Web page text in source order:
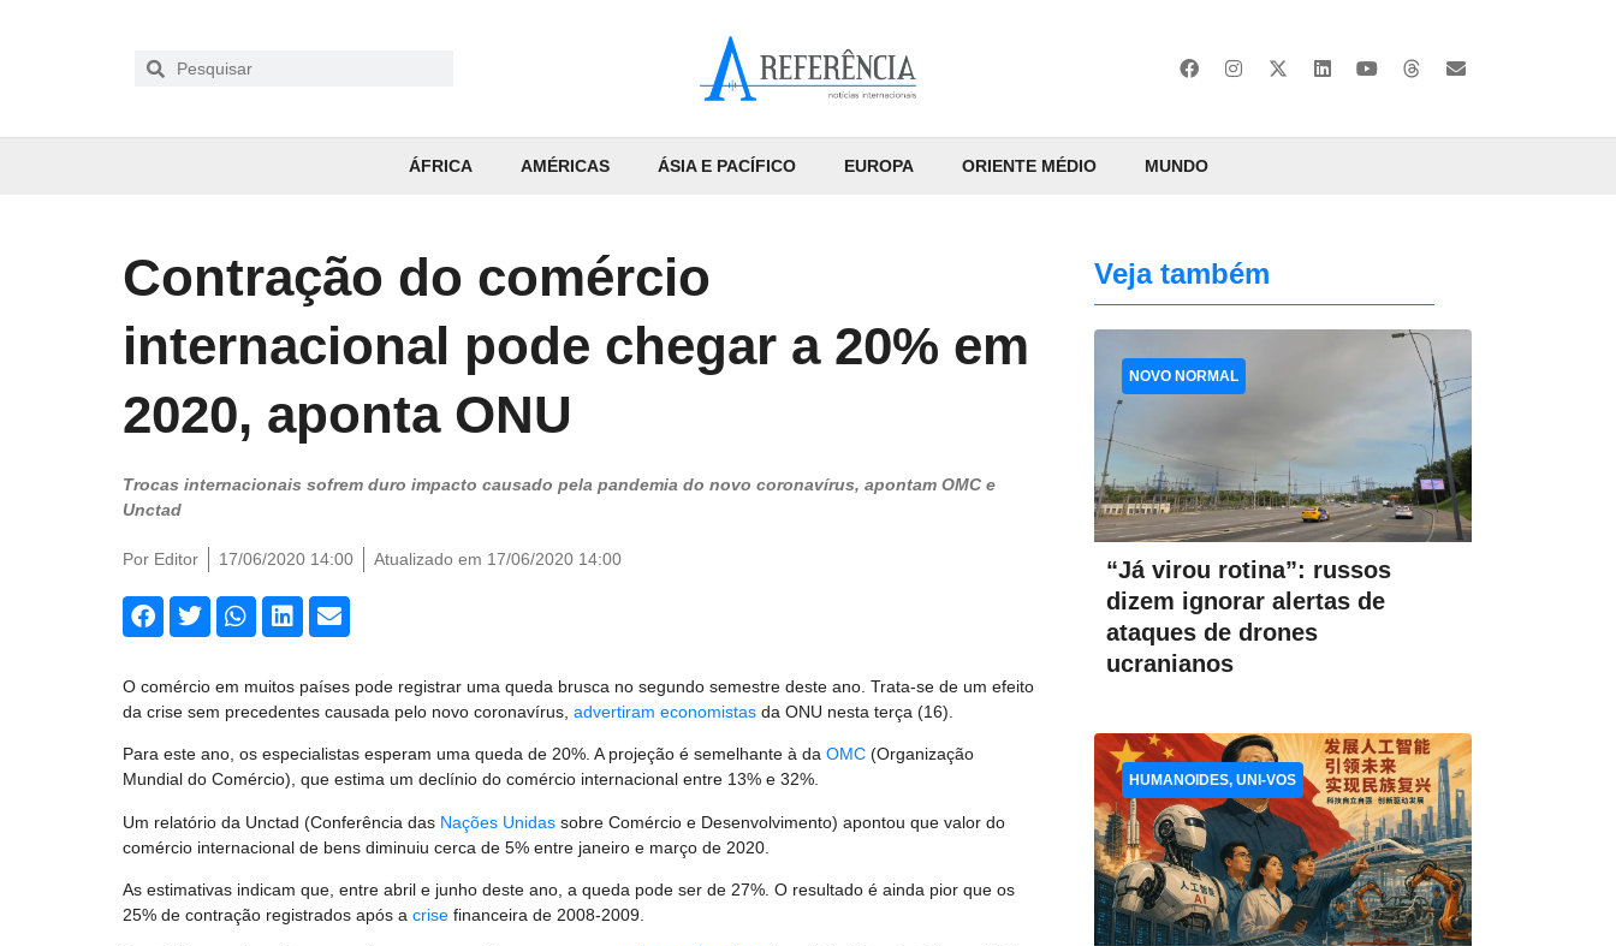
ÁFRICA AMÉRICAS ÁSIA E PACÍFICO EUROPA ORIENTE MÉDIO MUNDO
Contração do comércio
internacional pode chegar a 20% em
2020, aponta ONU
Trocas internacionais sofrem duro impacto causado pela pandemia do novo coronavírus, apontam OMC e
Unctad
Por Editor 17/06/2020 14:00 Atualizado em 17/06/2020 14:00
O comércio em muitos países pode registrar uma queda brusca no segundo semestre deste ano. Trata-se de um efeito
da crise sem precedentes causada pelo novo coronavírus, advertiram economistas da ONU nesta terça (16).
Para este ano, os especialistas esperam uma queda de 20%. A projeção é semelhante à da OMC (Organização
Mundial do Comércio), que estima um declínio do comércio internacional entre 13% e 32%.
Um relatório da Unctad (Conferência das Nações Unidas sobre Comércio e Desenvolvimento) apontou que valor do
comércio internacional de bens diminuiu cerca de 5% entre janeiro e março de 2020.
As estimativas indicam que, entre abril e junho deste ano, a queda pode ser de 27%. O resultado é ainda pior que os
25% de contração registrados após a crise financeira de 2008-2009.
Veja também
“Já virou rotina”: russos
dizem ignorar alertas de
ataques de drones
ucranianos
NOVO NORMAL
HUMANOIDES, UNI-VOS